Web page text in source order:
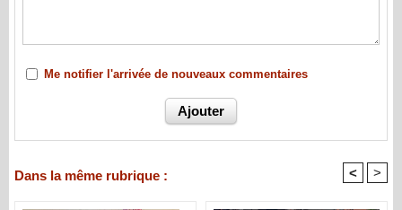
Me notifier l'arrivée de nouveaux commentaires
Dans la même rubrique : < >